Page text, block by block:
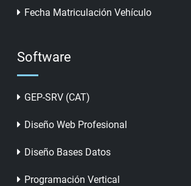
Fecha Matriculación Vehículo
Software
GEP-SRV (CAT)
Diseño Web Profesional
Diseño Bases Datos
Programación Vertical